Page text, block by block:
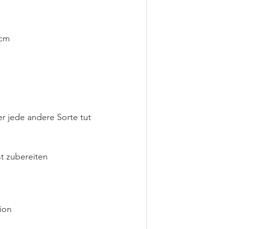
jede andere Sorte tut
zubereiten